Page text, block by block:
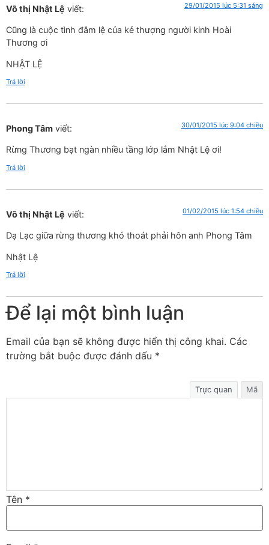
Võ thị Nhật Lệ viết: 29/01/2015 lúc 5:31 sáng
Cũng là cuộc tình đẫm lệ của kẻ thượng người kinh Hoài
Thương ơi
NHẬT LỆ
Trả lời
Phong Tâm viết: 30/01/2015 lúc 9:04 chiều
Rừng Thương bạt ngàn nhiều tầng lớp lắm Nhật Lệ ơi!
Trả lời
Võ thị Nhật Lệ viết: 01/02/2015 lúc 1:54 chiều
Dạ Lạc giữa rừng thương khó thoát phải hôn anh Phong Tâm
Nhật Lệ
Trả lời
Để lại một bình luận
Email của bạn sẽ không được hiển thị công khai. Các
trường bắt buộc được đánh dấu *
Trực quan Mã
Tên *